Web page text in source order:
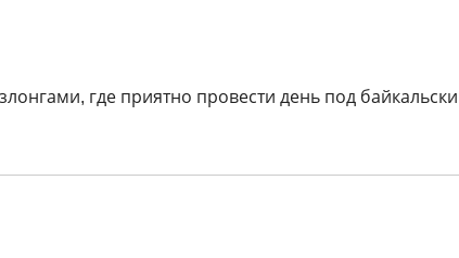
где приятно провести день под